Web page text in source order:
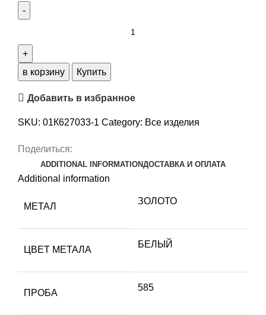
БЕЛЫЙ
ЗОЛОТО
пробы
quantity
в корзину Купить
Добавить в избранное
SKU: 01К627033-1 Category: Все изделия
Поделиться:
ADDITIONAL INFORMATIONДОСТАВКА И ОПЛАТА
Additional information
МЕТАЛ
ЗОЛОТО
ЦВЕТ МЕТАЛА
БЕЛЫЙ
ПРОБА
585